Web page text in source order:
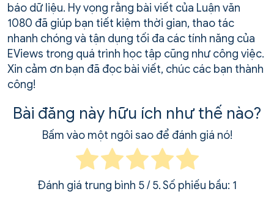
báo dữ liệu. Hy vọng rằng bài viết của Luận văn
1080 đã giúp bạn tiết kiệm thời gian, thao tác
nhanh chóng và tận dụng tối đa các tính năng của
EViews trong quá trình học tập cũng như công việc.
Xin cảm ơn bạn đã đọc bài viết, chúc các bạn thành
công!
Bài đăng này hữu ích như thế nào?
Bấm vào một ngôi sao để đánh giá nó!
Đánh giá trung bình 5/ 5. Số phiếu bầu: 1